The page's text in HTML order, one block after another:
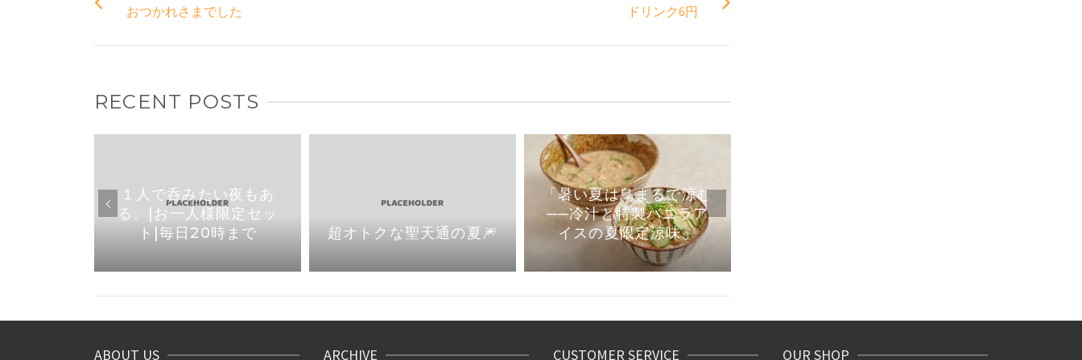
おつかれさまでした ドリンク6円
RECENT POSTS
１人で呑みたい夜もあ
る。|お一人様限定セッ
ト|毎日20時まで
超オトクな聖天通の夏🎆
「暑い夏は鳥まるで涼む
──冷汁と特製バニラア
イスの夏限定涼味」
ABOUT US ARCHIVE CUSTOMER SERVICE OUR SHOP